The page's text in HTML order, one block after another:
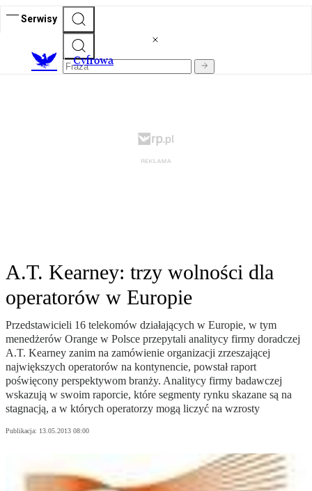
Serwisy
Cyfrowa
A.T. Kearney: trzy wolności dla
operatorów w Europie
Przedstawicieli 16 telekomów działających w Europie, w tym
menedżerów Orange w Polsce przepytali analitycy firmy doradczej
A.T. Kearney zanim na zamówienie organizacji zrzeszającej
największych operatorów na kontynencie, powstał raport
poświęcony perspektywom branży. Analitycy firmy badawczej
wskazują w swoim raporcie, które segmenty rynku skazane są na
stagnacją, a w których operatorzy mogą liczyć na wzrosty
Publikacja: 13.05.2013 08:00